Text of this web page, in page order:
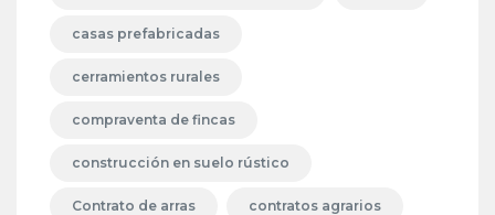
casas prefabricadas
cerramientos rurales
compraventa de fincas
construcción en suelo rústico
Contrato de arras contratos agrarios